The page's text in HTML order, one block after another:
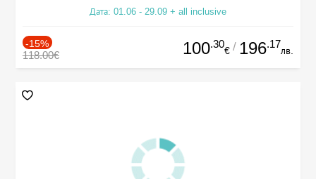
Дата: 01.06 - 29.09 + all inclusive
-15%
118.00€ 100.30
€ / 196.17
лв.